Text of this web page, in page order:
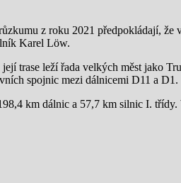
z roku 2021 předpokládají, že
Karel Löw.
trase leží řada velkých měst jako
spojnic mezi dálnicemi D11 a D1.
km dálnic a 57,7 km silnic I.